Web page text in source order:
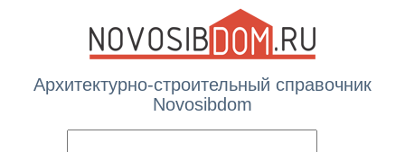
Архитектурно-строительный справочник
Novosibdom